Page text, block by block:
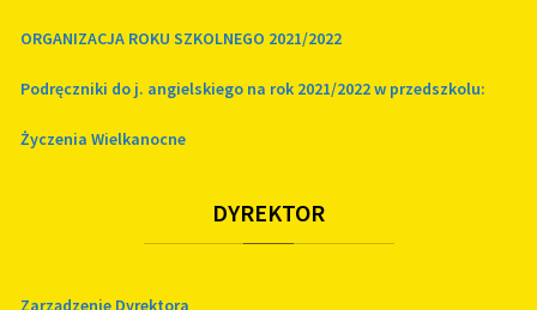
ORGANIZACJA ROKU SZKOLNEGO 2021/2022
Podręczniki do j. angielskiego na rok 2021/2022 w przedszkolu:
Życzenia Wielkanocne
DYREKTOR
Zarządzenie Dyrektora